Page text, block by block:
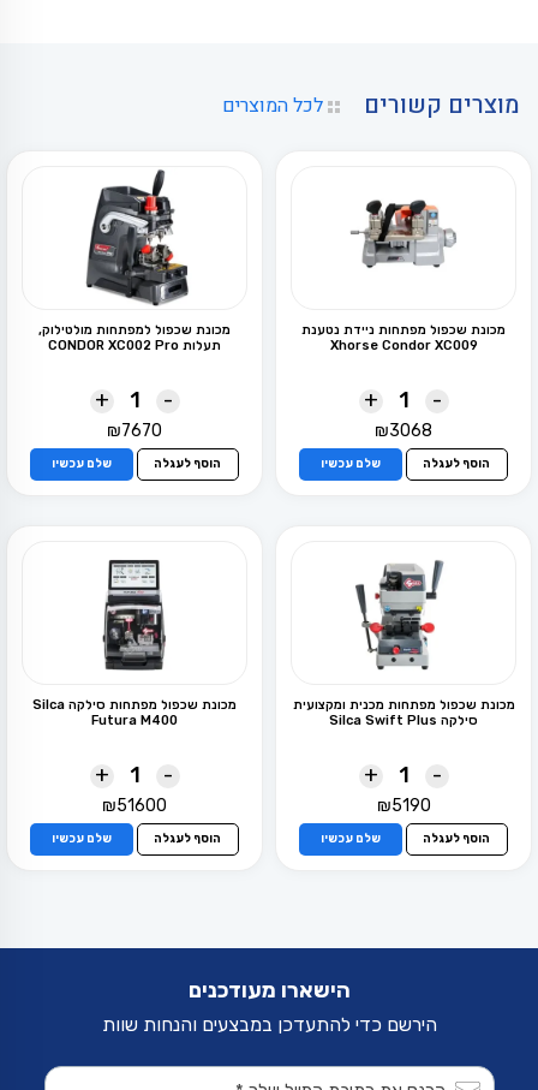
מוצרים קשורים לכל המוצרים
מכונת שכפול מפתחות ניידת נטענת
Xhorse Condor XC009
-
+
₪3068
הוסף לעגלה שלם עכשיו
מכונת שכפול למפתחות מולטילוק,
תעלות CONDOR XC002 Pro
-
+
₪7670
הוסף לעגלה שלם עכשיו
מכונת שכפול מפתחות מכנית ומקצועית
סילקה Silca Swift Plus
-
+
₪5190
הוסף לעגלה שלם עכשיו
מכונת שכפול מפתחות סילקה Silca
Futura M400
-
+
₪51600
הוסף לעגלה שלם עכשיו
הישארו מעודכנים
הירשם כדי להתעדכן במבצעים והנחות שוות